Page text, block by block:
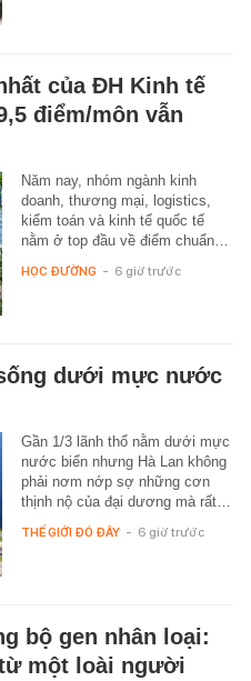
của ĐH Kinh tế
điểm/môn vẫn
Năm nay, nhóm ngành kinh
doanh, thương mại, logistics,
kiểm toán và kinh tế quốc tế
nằm ở top đầu về điểm chuẩn…
HỌC ĐƯỜNG - 6 giờ trước
dưới mực nước
Gần 1/3 lãnh thổ nằm dưới mực
nước biển nhưng Hà Lan không
phải nơm nớp sợ những cơn
thịnh nộ của đại dương mà rất…
THẾ GIỚI ĐÓ ĐÂY - 6 giờ trước
bộ gen nhân loại:
từ một loài người